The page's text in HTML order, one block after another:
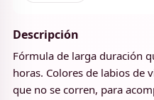
Descripción
Fórmula de larga duración
horas. Colores de labios de
que no se corren, para